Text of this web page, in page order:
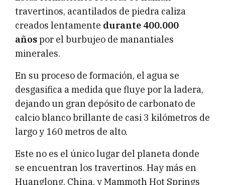
travertinos, acantilados de piedra caliza
creados lentamente durante 400.000
añospor el burbujeo de manantiales
minerales.
En su proceso de formación, el agua se
desgasifica a medida que fluye por la ladera,
dejando un gran depósito de carbonato de
calcio blanco brillante de casi 3 kilómetros de
largo y 160 metros de alto.
Este no es el único lugar del planeta donde
se encuentran los travertinos. Hay más en
Huanglong, China, y Mammoth Hot Springs